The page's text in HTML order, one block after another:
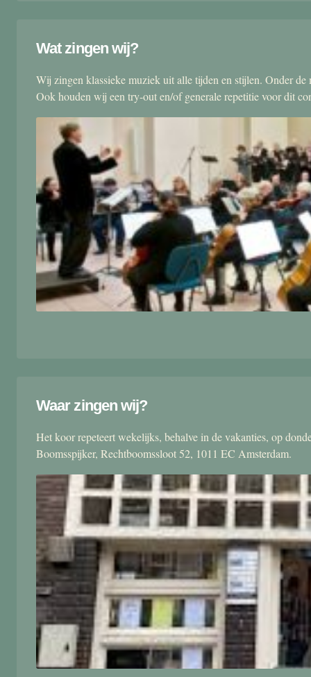
Wat zingen wij?
Wij zingen klassieke muziek uit alle tijden en stijlen. Onder
Ook houden wij een try-out en/of generale repetitie voor dit
Waar zingen wij?
Het koor repeteert wekelijks, behalve in de vakanties, op
Boomsspijker, Rechtboomssloot 52, 1011 EC Amsterdam.